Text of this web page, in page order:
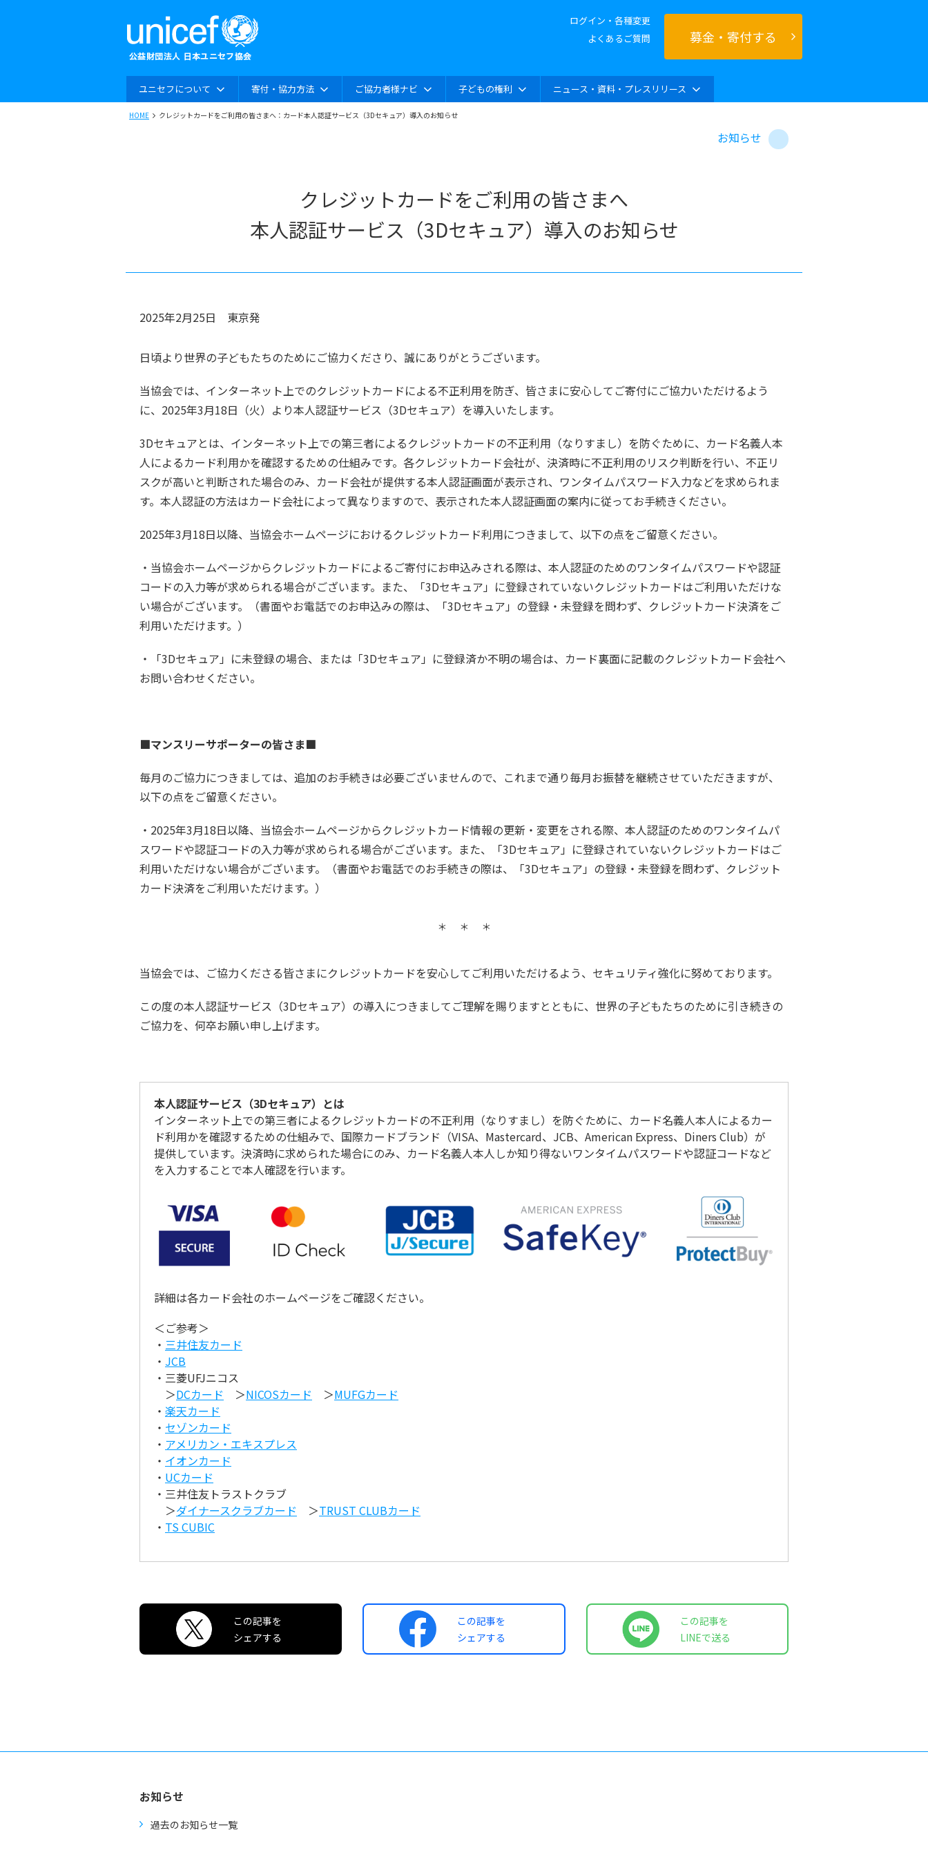
ログイン・各種変更
よくあるご質問
募金・寄付する
ユニセフについて 寄付・協力方法 ご協力者様ナビ 子どもの権利 ニュース・資料・プレスリリース
HOME クレジットカードをご利用の皆さまへ：カード本人認証サービス（3Dセキュア）導入のお知らせ
お知らせ
クレジットカードをご利用の皆さまへ
本人認証サービス（3Dセキュア）導入のお知らせ
2025年2月25日 東京発
日頃より世界の子どもたちのためにご協力くださり、誠にありがとうございます。
当協会では、インターネット上でのクレジットカードによる不正利用を防ぎ、皆さまに安心してご寄付にご協力いただけるよう
に、2025年3月18日（火）より本人認証サービス（3Dセキュア）を導入いたします。
3Dセキュアとは、インターネット上での第三者によるクレジットカードの不正利用（なりすまし）を防ぐために、カード名義人本
人によるカード利用かを確認するための仕組みです。各クレジットカード会社が、決済時に不正利用のリスク判断を行い、不正リ
スクが高いと判断された場合のみ、カード会社が提供する本人認証画面が表示され、ワンタイムパスワード入力などを求められま
す。本人認証の方法はカード会社によって異なりますので、表示された本人認証画面の案内に従ってお手続きください。
2025年3月18日以降、当協会ホームページにおけるクレジットカード利用につきまして、以下の点をご留意ください。
・当協会ホームページからクレジットカードによるご寄付にお申込みされる際は、本人認証のためのワンタイムパスワードや認証
コードの入力等が求められる場合がございます。また、「3Dセキュア」に登録されていないクレジットカードはご利用いただけな
い場合がございます。（書面やお電話でのお申込みの際は、「3Dセキュア」の登録・未登録を問わず、クレジットカード決済をご
利用いただけます。）
・「3Dセキュア」に未登録の場合、または「3Dセキュア」に登録済か不明の場合は、カード裏面に記載のクレジットカード会社へ
お問い合わせください。
■マンスリーサポーターの皆さま■
毎月のご協力につきましては、追加のお手続きは必要ございませんので、これまで通り毎月お振替を継続させていただきますが、
以下の点をご留意ください。
・2025年3月18日以降、当協会ホームページからクレジットカード情報の更新・変更をされる際、本人認証のためのワンタイムパ
スワードや認証コードの入力等が求められる場合がございます。また、「3Dセキュア」に登録されていないクレジットカードはご
利用いただけない場合がございます。（書面やお電話でのお手続きの際は、「3Dセキュア」の登録・未登録を問わず、クレジット
カード決済をご利用いただけます。）
当協会では、ご協力くださる皆さまにクレジットカードを安心してご利用いただけるよう、セキュリティ強化に努めております。
この度の本人認証サービス（3Dセキュア）の導入につきましてご理解を賜りますとともに、世界の子どもたちのために引き続きの
ご協力を、何卒お願い申し上げます。
本人認証サービス（3Dセキュア）とは
インターネット上での第三者によるクレジットカードの不正利用（なりすまし）を防ぐために、カード名義人本人によるカー
ド利用かを確認するための仕組みで、国際カードブランド（VISA、Mastercard、JCB、American Express、Diners Club）が
提供しています。決済時に求められた場合にのみ、カード名義人本人しか知り得ないワンタイムパスワードや認証コードなど
を入力することで本人確認を行います。
詳細は各カード会社のホームページをご確認ください。
＜ご参考＞
・ 三井住友カード
・ JCB
・三菱UFJニコス
＞DCカード ＞NICOSカード ＞MUFGカード
・ 楽天カード
・ セゾンカード
・ アメリカン・エキスプレス
・ イオンカード
・ UCカード
・三井住友トラストクラブ
＞ダイナースクラブカード ＞TRUST CLUBカード
・ TS CUBIC
この記事を
シェアする
この記事を
シェアする
この記事を
LINEで送る
お知らせ
過去のお知らせ一覧